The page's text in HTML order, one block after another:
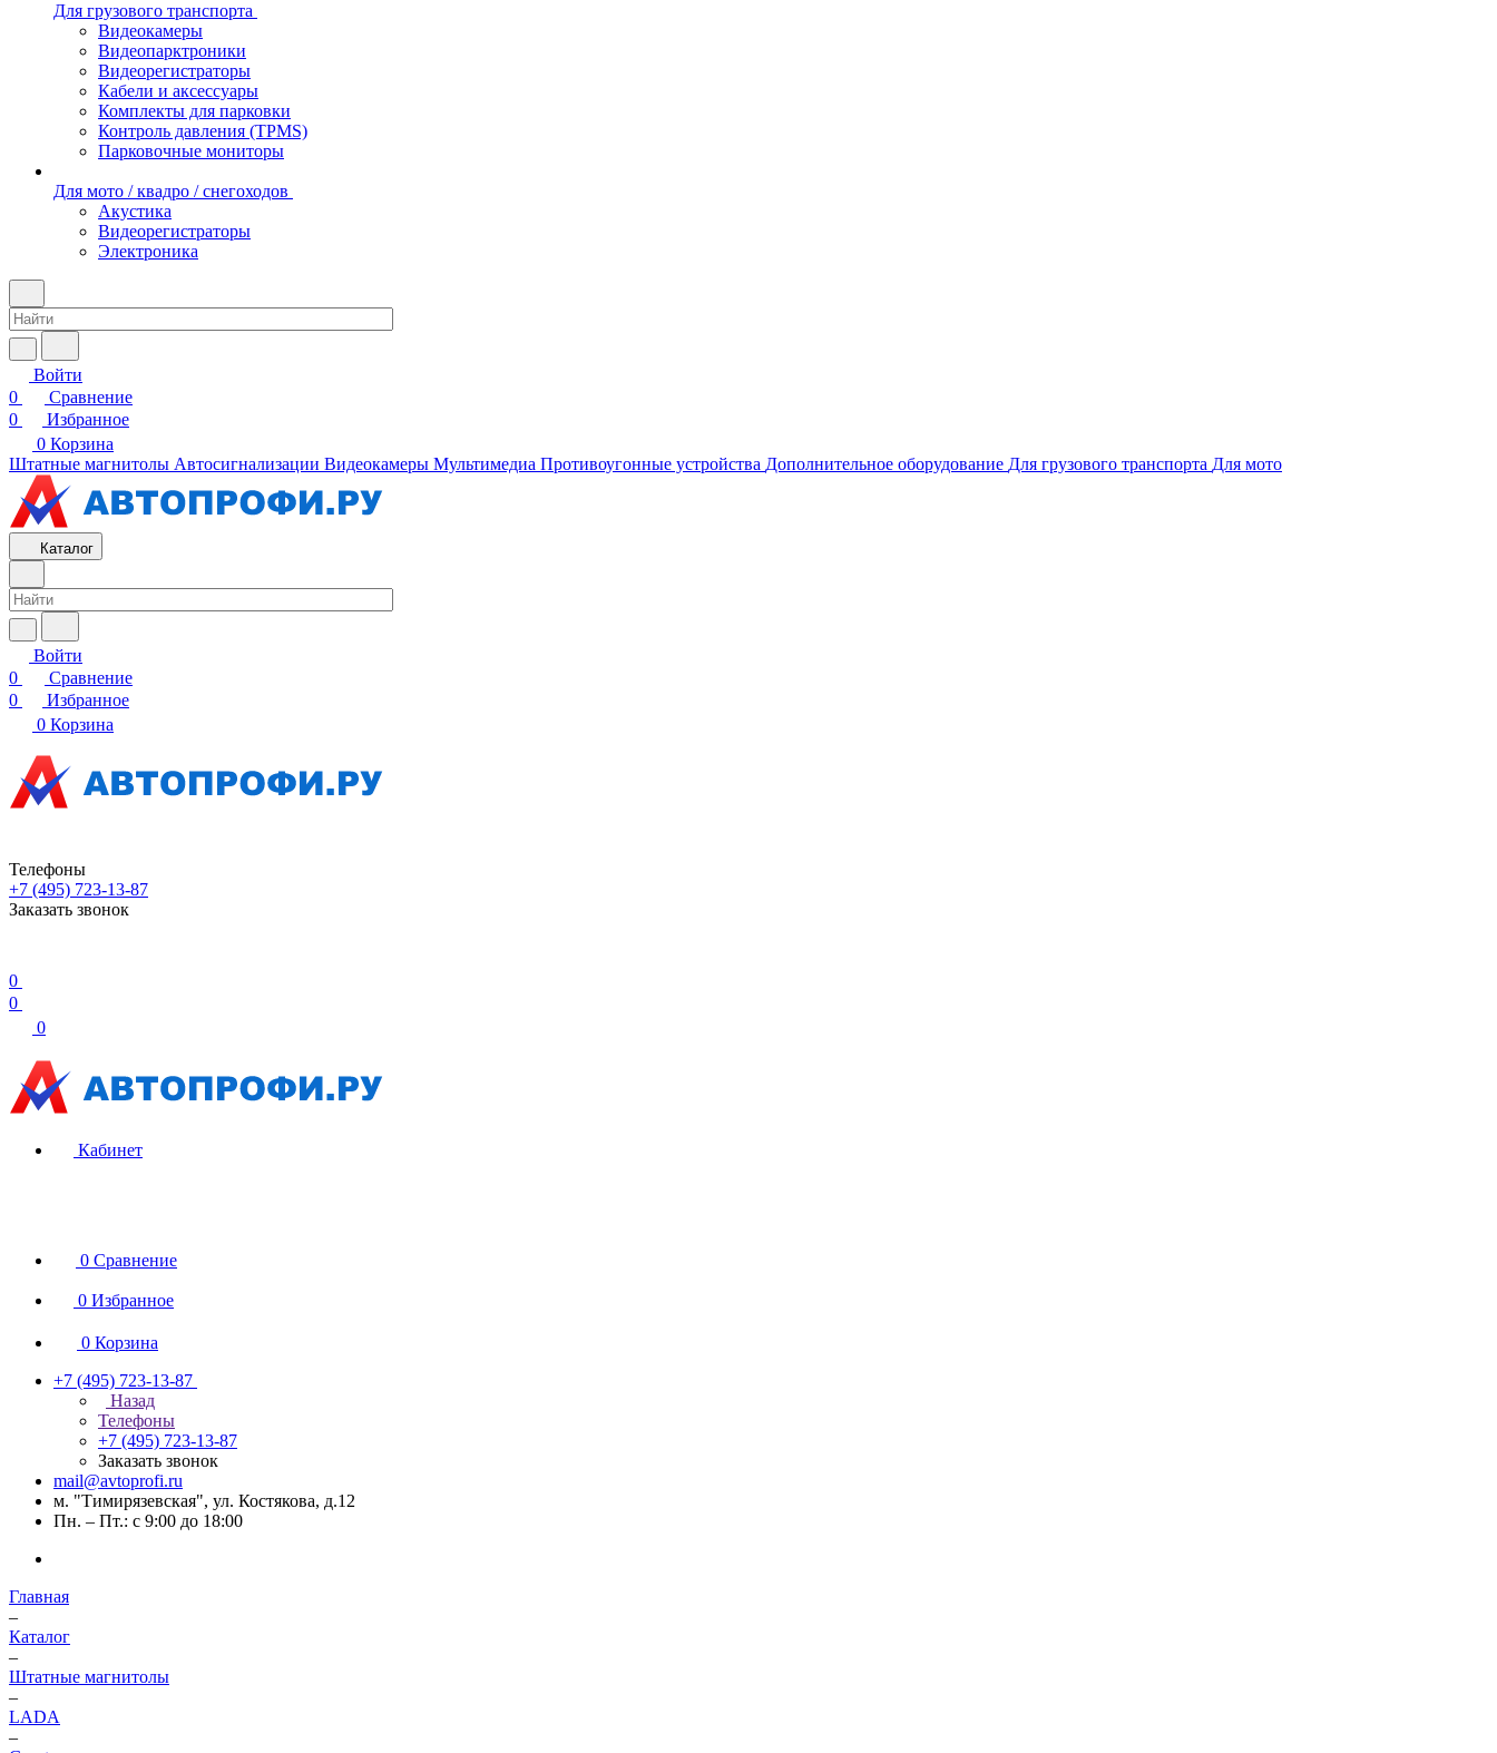
Для грузового транспорта
Видеокамеры
Видеопарктроники
Видеорегистраторы
Кабели и аксессуары
Комплекты для парковки
Контроль давления (TPMS)
Парковочные мониторы
Для мото / квадро / снегоходов
Акустика
Видеорегистраторы
Электроника
Войти
0
Сравнение
0
Избранное
0 Корзина
Штатные магнитолы Автосигнализации Видеокамеры Мультимедиа Противоугонные устройства Дополнительное оборудование Для грузового транспорта Для мото
Каталог
Войти
0
Сравнение
0
Избранное
0 Корзина
Телефоны
+7 (495) 723-13-87
Заказать звонок
0
0
0
Кабинет
0 Сравнение
0 Избранное
0 Корзина
+7 (495) 723-13-87
Назад
Телефоны
+7 (495) 723-13-87
Заказать звонок
mail@avtoprofi.ru
м. "Тимирязевская", ул. Костякова, д.12
Пн. – Пт.: с 9:00 до 18:00
Главная
–
Каталог
–
Штатные магнитолы
–
LADA
–